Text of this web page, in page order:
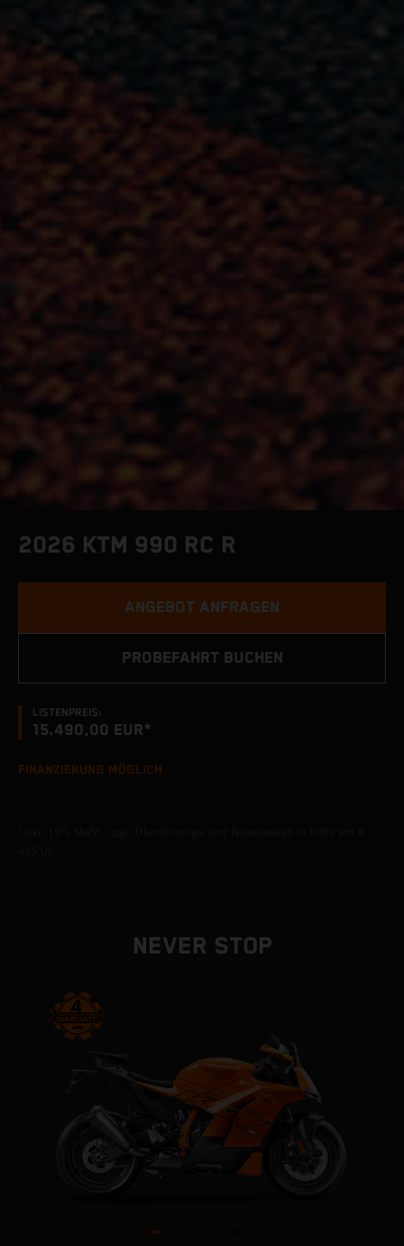
2026 KTM 990 RC R
LISTENPREIS:
15.490,00 EUR*
ANGEBOT ANFRAGEN
PROBEFAHRT BUCHEN
FINANZIERUNG MÖGLICH
NEVER STOP